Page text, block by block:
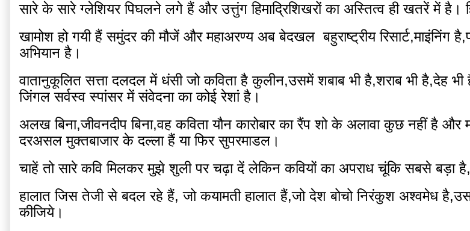
सारे के सारे ग्लेशियर पिघलने लगे हैं और उत्तुंग हिमाद्रिशिखरों का अस्तित्व ही खतरें में
खामोश हो गयी हैं समुंदर की मौजें और महाअरण्य अब बेदखल  बहुराष्ट्रीय
अभियान है।
वातानुकूलित सत्ता दलदल में धंसी जो कविता है कुलीन,उसमें शबाब भी है,शराब भी है,देह
जिंगल सर्वस्व स्पांसर में संवेदना का कोई रेशां है।
अलख बिना,जीवनदीप बिना,वह कविता यौन कारोबार का रैंप शो के अलावा कुछ नहीं है
दरअसल मुक्तबाजार के दल्ला हैं या फिर सुपरमाडल।
चाहें तो सारे कवि मिलकर मुझे शुली पर चढ़ा दें लेकिन कवियों का अपराध चूंकि सबसे
हालात जिस तेजी से बदल रहे हैं, जो कयामती हालात हैं,जो देश बोचो निरंकुश अश्वमेध
कीजिये।